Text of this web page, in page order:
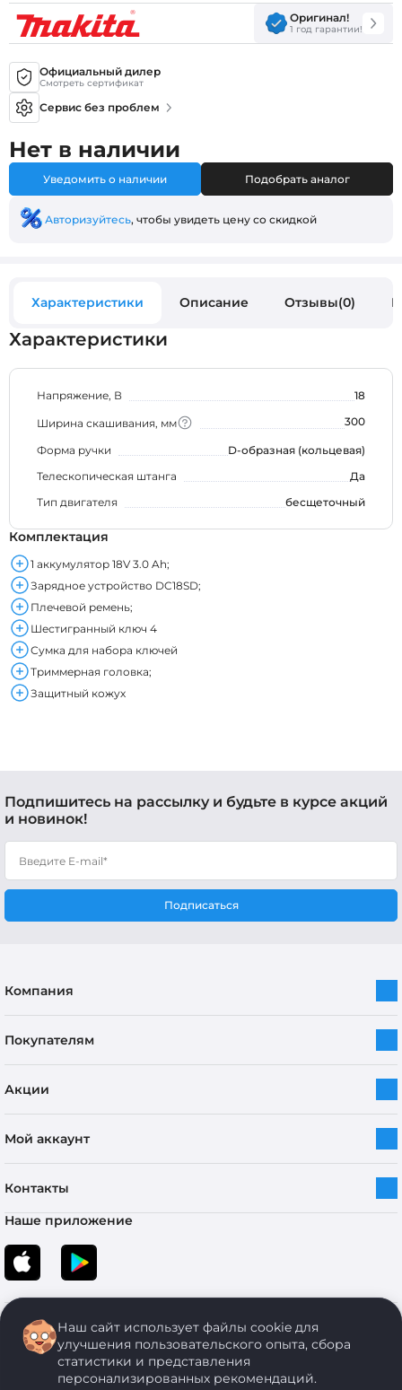
Оригинал!
1 год гарантии!
Официальный дилер
Смотреть сертификат
Сервис без проблем
Нет в наличии
Уведомить о наличии Подобрать аналог
Авторизуйтесь, чтобы увидеть цену со скидкой
Характеристики Описание Отзывы(0)
Характеристики
Напряжение, В 18
Ширина скашивания, мм 300
Форма ручки
D-образная (кольцевая)
Телескопическая штанга
Да
Тип двигателя
бесщеточный
Комплектация
1 аккумулятор 18V 3.0 Ah;
Зарядное устройство DC18SD;
Плечевой ремень;
Шестигранный ключ 4
Сумка для набора ключей
Триммерная головка;
Защитный кожух
Подпишитесь на рассылку и будьте в курсе акций
и новинок!
Подписаться
Компания
Покупателям
Акции
Мой аккаунт
Контакты
Наше приложение
Наш сайт использует файлы cookie для
улучшения пользовательского опыта, сбора
статистики и представления
персонализированных рекомендаций.